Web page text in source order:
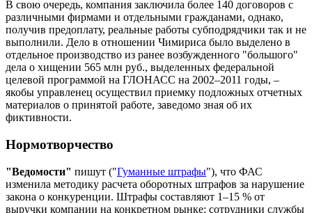
В свою очередь, компания заключила более 140 договоров с
различными фирмами и отдельными гражданами, однако,
получив предоплату, реальные работы субподрядчики так и не
выполнили. Дело в отношении Чимириса было выделено в
отдельное производство из ранее возбужденного "большого"
дела о хищении 565 млн руб., выделенных федеральной
целевой программой на ГЛОНАСС на 2002–2011 годы, –
якобы управленец осуществил приемку подложных отчетных
материалов о принятой работе, заведомо зная об их
фиктивности.
Нормотворчество
"Ведомости" пишут ("Гуманные штрафы"), что ФАС
изменила методику расчета оборотных штрафов за нарушение
закона о конкуренции. Штрафы составляют 1–15 % от
выручки компании на конкретном рынке; сотрудники службы